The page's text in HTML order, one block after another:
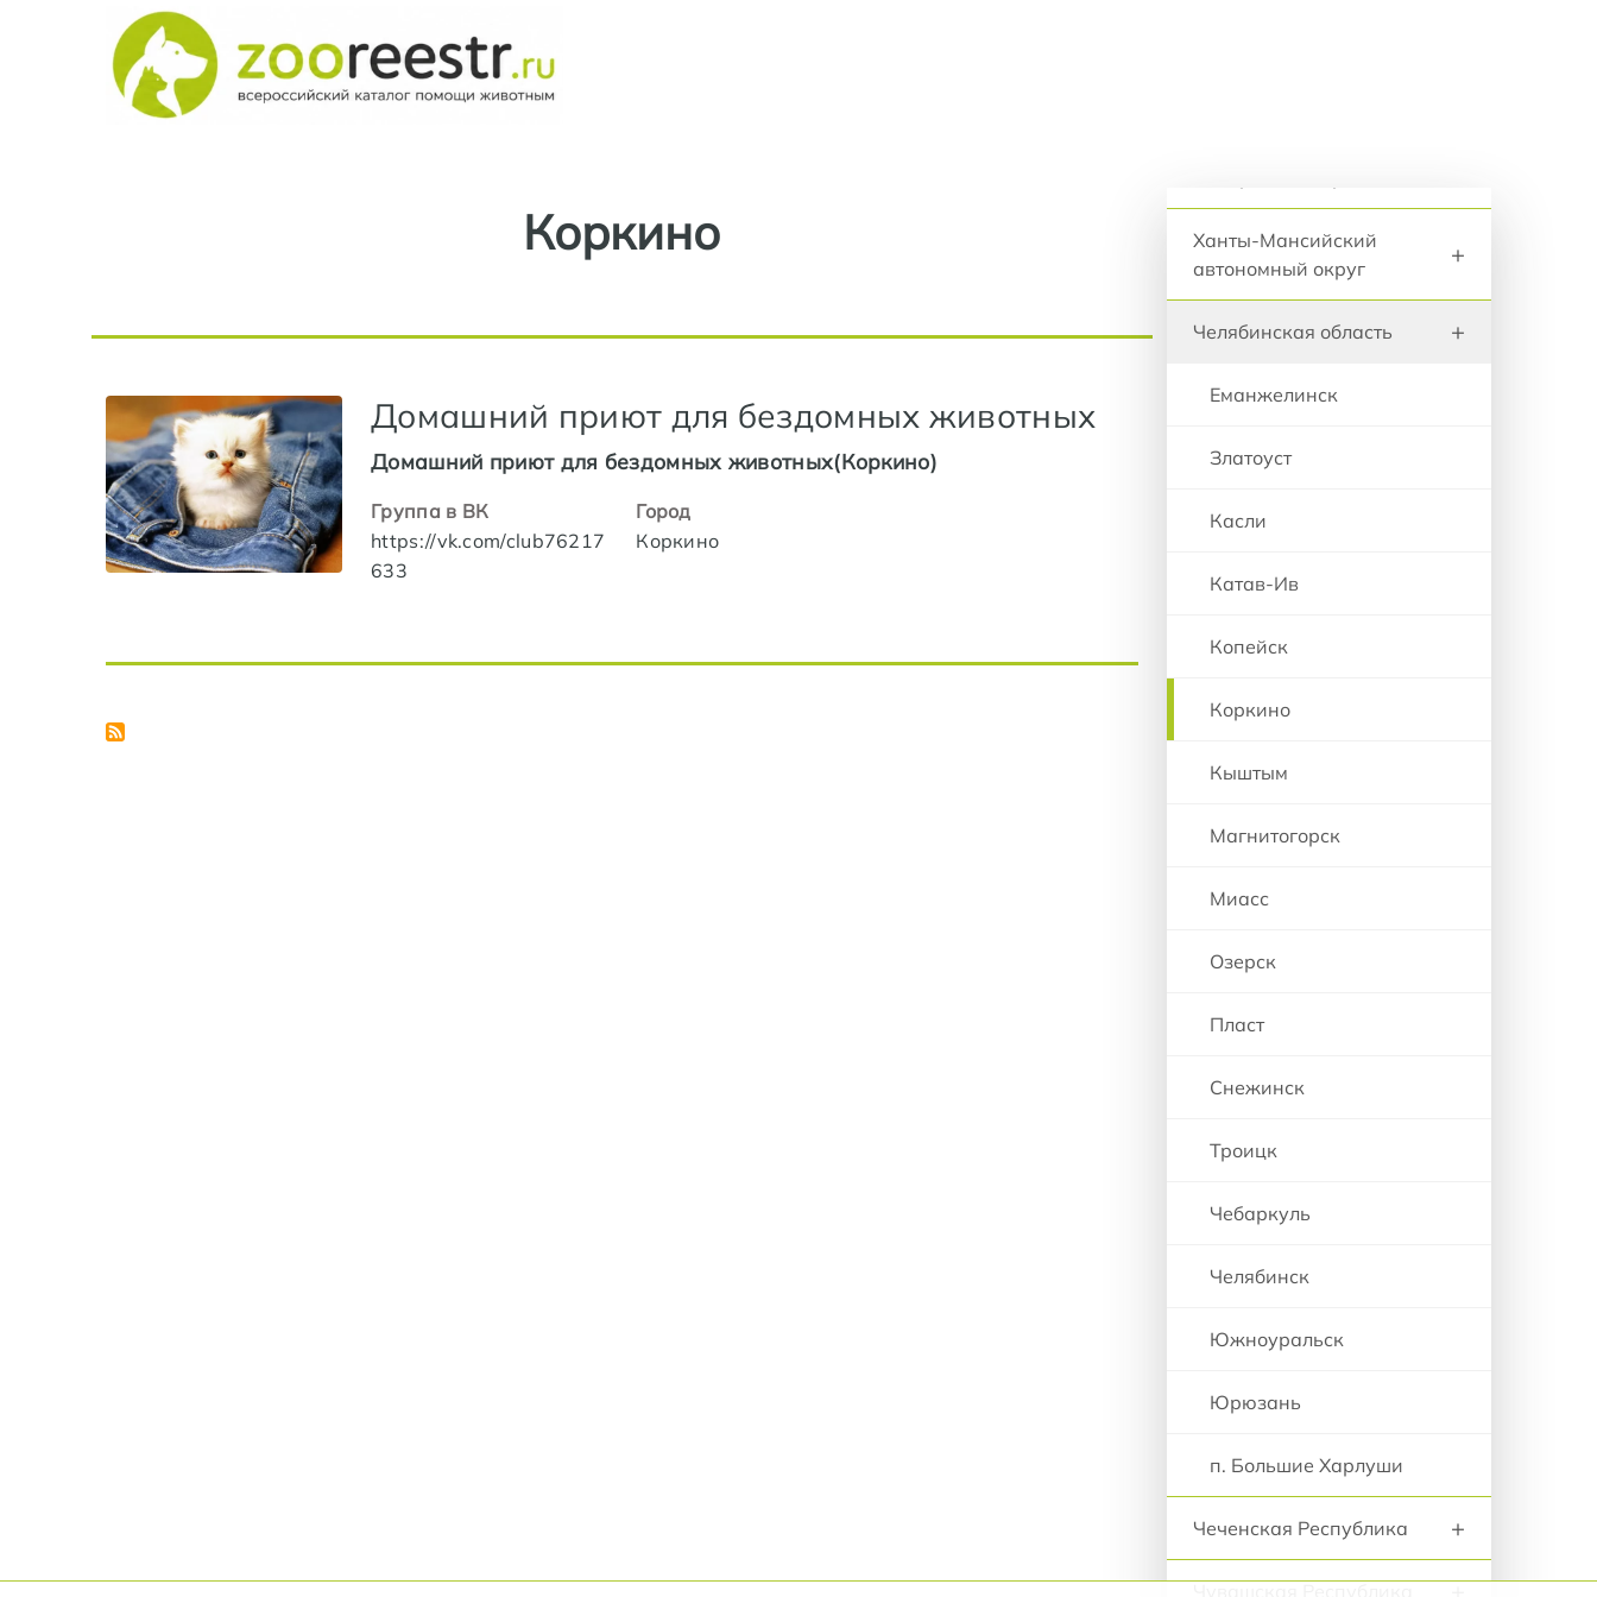
Коркино
Домашний приют для бездомных животных
Домашний приют для бездомных животных(Коркино)
Группа в ВК
https://vk.com/club76217
633
Город
Коркино
Ханты-Мансийский
автономный округ
+
Челябинская область +
Еманжелинск
Златоуст
Касли
Катав-Ив
Копейск
Коркино
Кыштым
Магнитогорск
Миасс
Озерск
Пласт
Снежинск
Троицк
Чебаркуль
Челябинск
Южноуральск
Юрюзань
п. Большие Харлуши
Чеченская Республика +
+